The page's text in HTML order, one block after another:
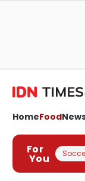
HomeFood
For
You